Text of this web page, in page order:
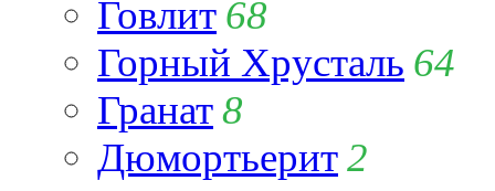
Говлит 68
Горный Хрусталь 64
Гранат8
Дюмортьерит2